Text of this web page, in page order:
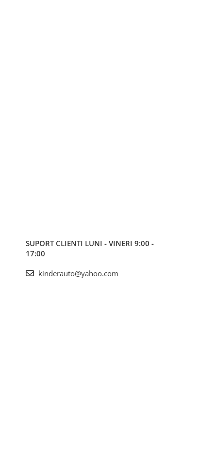
SUPORT CLIENTI LUNI - VINERI 9:00 -
17:00
kinderauto@yahoo.com